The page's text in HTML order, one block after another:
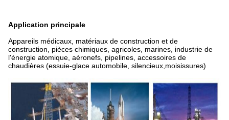
Application principale
Appareils médicaux, matériaux de construction et de
construction, pièces chimiques, agricoles, marines, industrie de
l'énergie atomique, aéronefs, pipelines, accessoires de
chaudières (essuie-glace automobile, silencieux,moisissures)